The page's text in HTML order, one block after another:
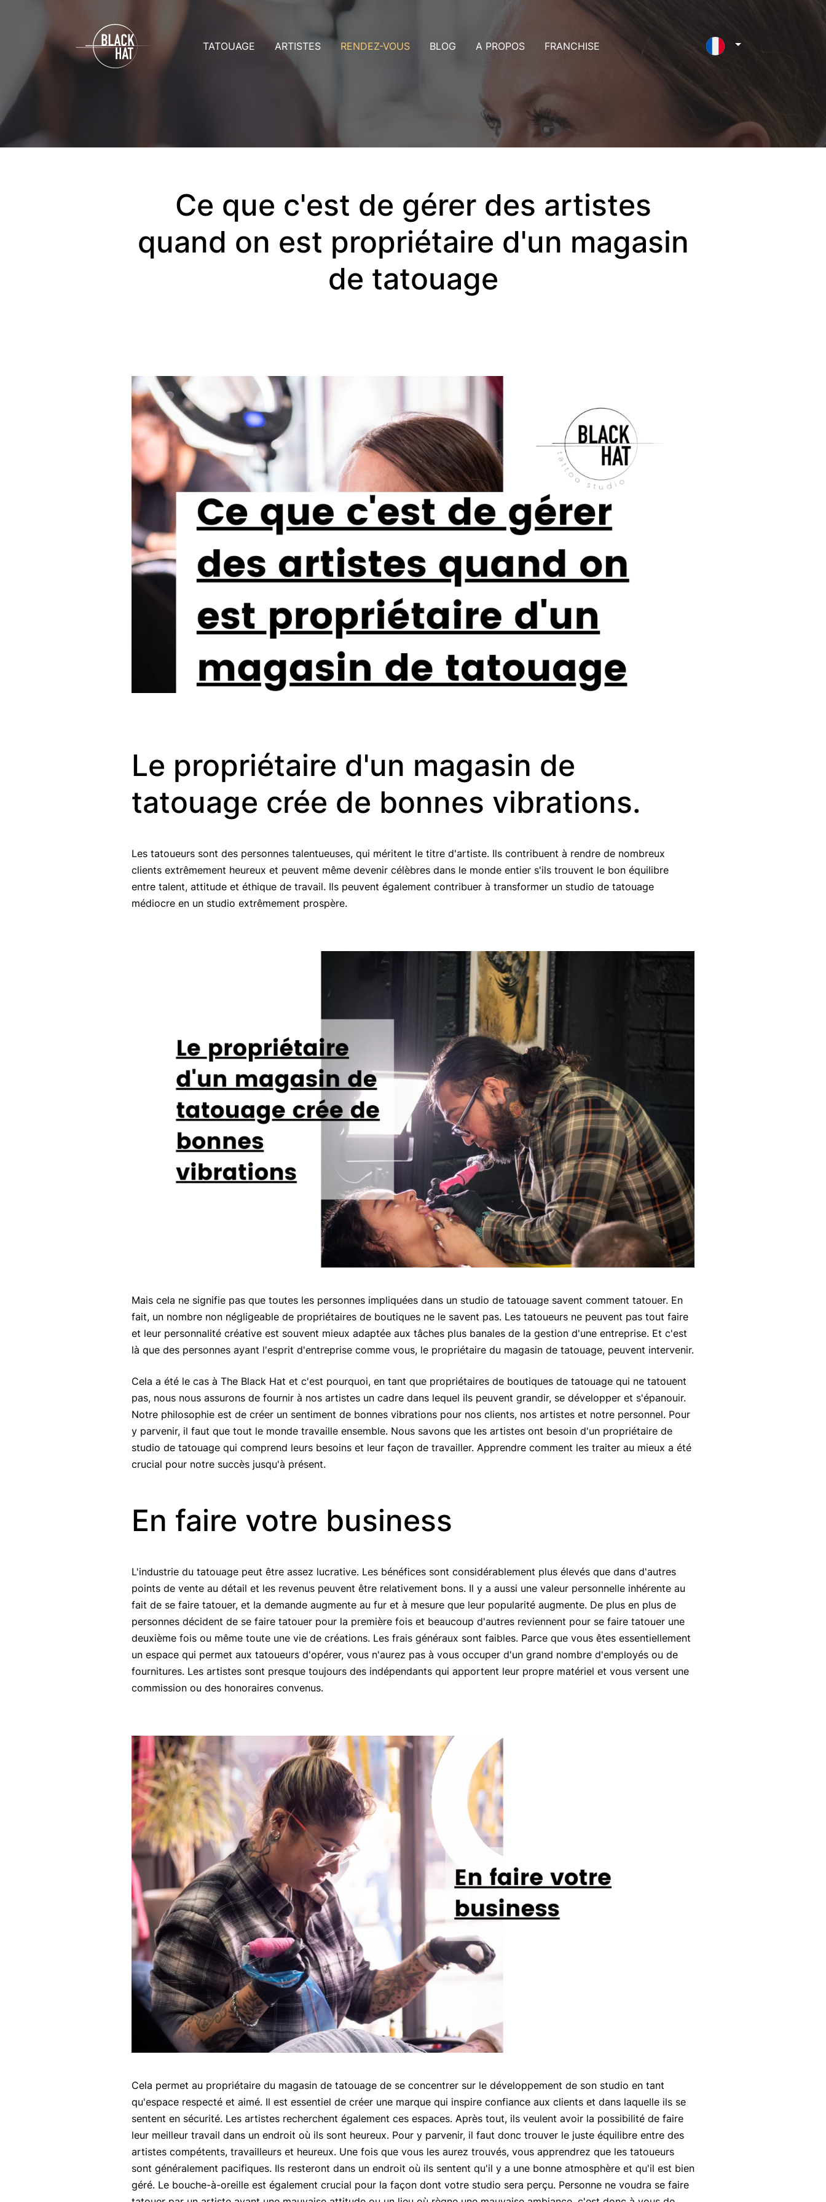
TATOUAGE ARTISTES
Artistes Dublin
RENDEZ-VOUS BLOG A PROPOS FRANCHISE
Ce que c'est de gérer des artistes
quand on est propriétaire d'un magasin
de tatouage
Le propriétaire d'un magasin de
tatouage crée de bonnes vibrations.
Les tatoueurs sont des personnes talentueuses, qui méritent le titre d'artiste. Ils contribuent à rendre de nombreux
clients extrêmement heureux et peuvent même devenir célèbres dans le monde entier s'ils trouvent le bon équilibre
entre talent, attitude et éthique de travail. Ils peuvent également contribuer à transformer un studio de tatouage
médiocre en un studio extrêmement prospère.
Mais cela ne signifie pas que toutes les personnes impliquées dans un studio de tatouage savent comment tatouer. En
fait, un nombre non négligeable de propriétaires de boutiques ne le savent pas. Les tatoueurs ne peuvent pas tout faire
et leur personnalité créative est souvent mieux adaptée aux tâches plus banales de la gestion d'une entreprise. Et c'est
là que des personnes ayant l'esprit d'entreprise comme vous, le propriétaire du magasin de tatouage, peuvent intervenir.
Cela a été le cas à The Black Hat et c'est pourquoi, en tant que propriétaires de boutiques de tatouage qui ne tatouent
pas, nous nous assurons de fournir à nos artistes un cadre dans lequel ils peuvent grandir, se développer et s'épanouir.
Notre philosophie est de créer un sentiment de bonnes vibrations pour nos clients, nos artistes et notre personnel. Pour
y parvenir, il faut que tout le monde travaille ensemble. Nous savons que les artistes ont besoin d'un propriétaire de
studio de tatouage qui comprend leurs besoins et leur façon de travailler. Apprendre comment les traiter au mieux a été
crucial pour notre succès jusqu'à présent.
En faire votre business
L'industrie du tatouage peut être assez lucrative. Les bénéfices sont considérablement plus élevés que dans d'autres
points de vente au détail et les revenus peuvent être relativement bons. Il y a aussi une valeur personnelle inhérente au
fait de se faire tatouer, et la demande augmente au fur et à mesure que leur popularité augmente. De plus en plus de
personnes décident de se faire tatouer pour la première fois et beaucoup d'autres reviennent pour se faire tatouer une
deuxième fois ou même toute une vie de créations. Les frais généraux sont faibles. Parce que vous êtes essentiellement
un espace qui permet aux tatoueurs d'opérer, vous n'aurez pas à vous occuper d'un grand nombre d'employés ou de
fournitures. Les artistes sont presque toujours des indépendants qui apportent leur propre matériel et vous versent une
commission ou des honoraires convenus.
Cela permet au propriétaire du magasin de tatouage de se concentrer sur le développement de son studio en tant
qu'espace respecté et aimé. Il est essentiel de créer une marque qui inspire confiance aux clients et dans laquelle ils se
sentent en sécurité. Les artistes recherchent également ces espaces. Après tout, ils veulent avoir la possibilité de faire
leur meilleur travail dans un endroit où ils sont heureux. Pour y parvenir, il faut donc trouver le juste équilibre entre des
artistes compétents, travailleurs et heureux. Une fois que vous les aurez trouvés, vous apprendrez que les tatoueurs
sont généralement pacifiques. Ils resteront dans un endroit où ils sentent qu'il y a une bonne atmosphère et qu'il est bien
géré. Le bouche-à-oreille est également crucial pour la façon dont votre studio sera perçu. Personne ne voudra se faire